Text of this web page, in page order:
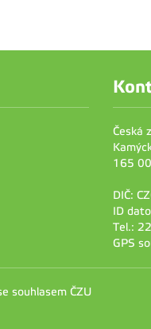
Česká
165
DIČ:
ID
Tel.:
GPS
souhlasem ČZU